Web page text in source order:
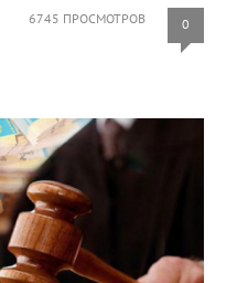
6745 ПРОСМОТРОВ 0